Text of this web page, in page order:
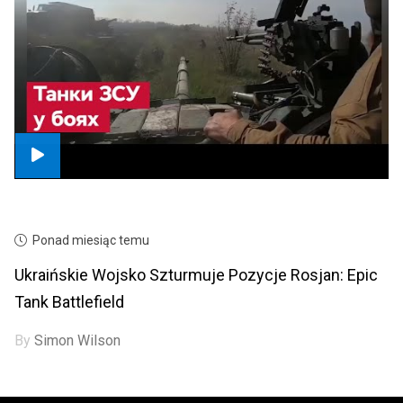
Ponad miesiąc temu
Ukraińskie Wojsko Szturmuje Pozycje Rosjan: Epic
Tank Battlefield
BySimon Wilson